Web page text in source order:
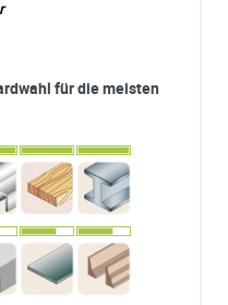
für die meisten